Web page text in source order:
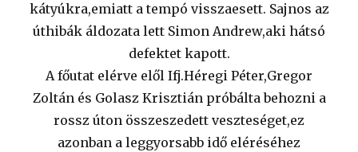
kátyúkra,emiatt a tempó visszaesett. Sajnos az
úthibák áldozata lett Simon Andrew,aki hátsó
defektet kapott.
A főutat elérve elől Ifj.Héregi Péter,Gregor
Zoltán és Golasz Krisztián próbálta behozni a
rossz úton összeszedett veszteséget,ez
azonban a leggyorsabb idő eléréséhez